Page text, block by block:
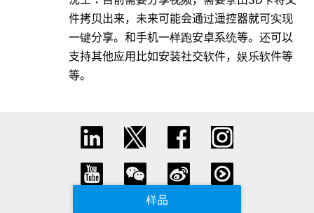
件拷贝出来，未来可能会通过遥控器就可实现
一键分享。和手机一样跑安卓系统等。还可以
支持其他应用比如安装社交软件，娱乐软件等
等。
样品